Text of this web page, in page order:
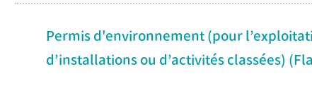
Permis d'environnement (pour
d’installations ou d’activités classées)